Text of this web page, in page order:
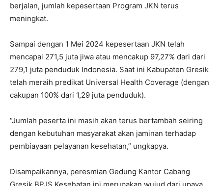
berjalan, jumlah kepesertaan Program JKN terus
meningkat.
Sampai dengan 1 Mei 2024 kepesertaan JKN telah
mencapai 271,5 juta jiwa atau mencakup 97,27% dari dari
279,1 juta penduduk Indonesia. Saat ini Kabupaten Gresik
telah meraih predikat Universal Health Coverage (dengan
cakupan 100% dari 1,29 juta penduduk).
“Jumlah peserta ini masih akan terus bertambah seiring
dengan kebutuhan masyarakat akan jaminan terhadap
pembiayaan pelayanan kesehatan,” ungkapya.
Disampaikannya, peresmian Gedung Kantor Cabang
Gresik BPJS Kesehatan ini merupakan wujud dari upaya